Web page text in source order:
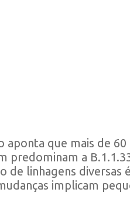
aponta que mais de
predominam a
de linhagens diversas
implicam